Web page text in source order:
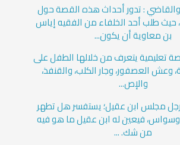
: تدور أحداث هذه القصة حول
طلب أحد الخلفاء من الفقيه إياس
بن معاوية أن يكون...
تعليمية يتعرف من خلالها الطفل على
وعش العصفور، وجار الكلب، والقنفذ،
والإص...
مجلس ابن عقيل؛ يستفسر هل تطهر
فيعين له ابن عقيل ما هو فيه
من شك. ...